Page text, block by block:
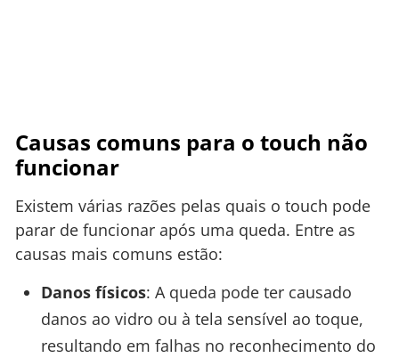
Causas comuns para o touch não
funcionar
Existem várias razões pelas quais o touch pode
parar de funcionar após uma queda. Entre as
causas mais comuns estão:
Danos físicos: A queda pode ter causado
danos ao vidro ou à tela sensível ao toque,
resultando em falhas no reconhecimento do